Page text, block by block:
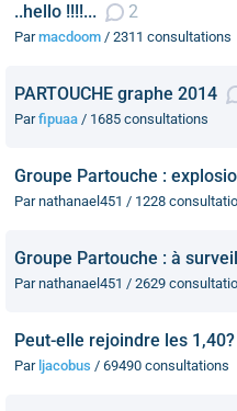
..hello !!!!... 2
Parmacdoom / 2311 consultations
PARTOUCHE graphe 2014
Parfipuaa / 1685 consultations
Groupe Partouche :
Par nathanael451 / 1228
Groupe Partouche : à
Par nathanael451 / 2629
Peut-elle rejoindre les 1,40?
Par ljacobus / 69490 consultations